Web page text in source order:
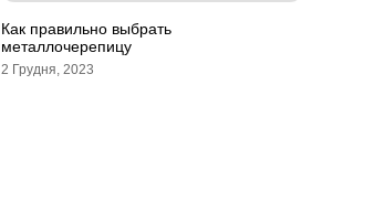
Как правильно выбрать
металлочерепицу
2 Грудня, 2023